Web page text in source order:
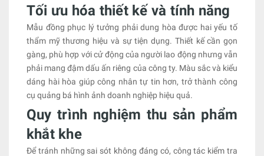
Tối ưu hóa thiết kế và tính năng
Mẫu đồng phục lý tưởng phải dung hòa được hai yếu tố
thẩm mỹ thương hiệu và sự tiện dụng. Thiết kế cần gọn
gàng, phù hợp với cử động của người lao động nhưng vẫn
phải mang đậm dấu ấn riêng của công ty. Màu sắc và kiểu
dáng hài hòa giúp công nhân tự tin hơn, trở thành công
cụ quảng bá hình ảnh doanh nghiệp hiệu quả.
Quy trình nghiệm thu sản phẩm
khắt khe
Để tránh những sai sót không đáng có, công tác kiểm tra